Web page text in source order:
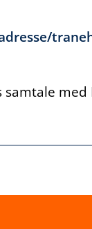
samtale